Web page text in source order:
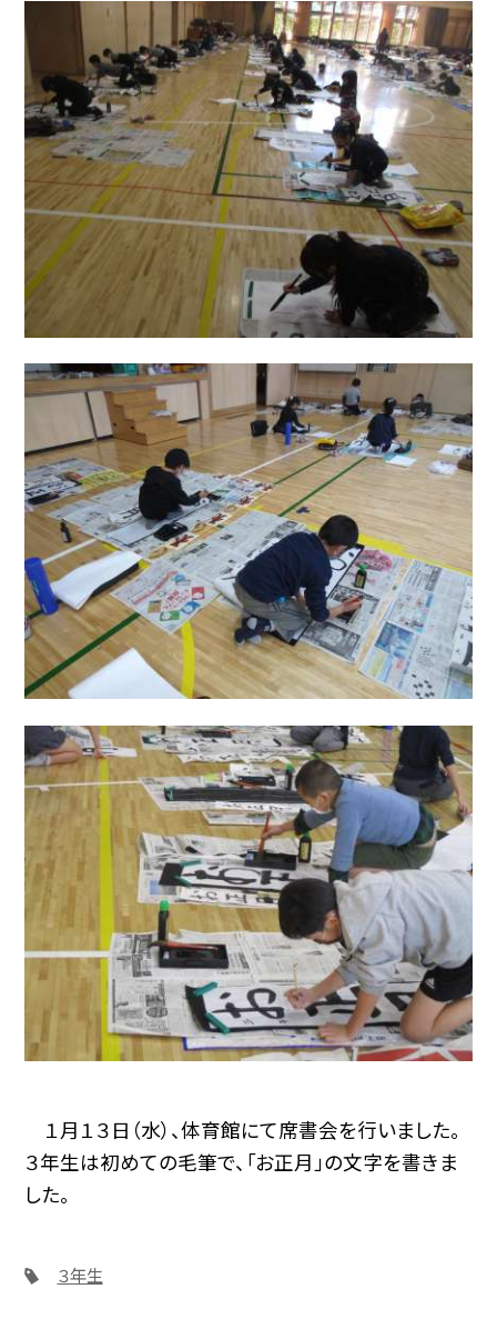
１月１３日（水）、体育館にて席書会を行いました。
３年生は初めての毛筆で、「お正月」の文字を書きま
した。
３年生